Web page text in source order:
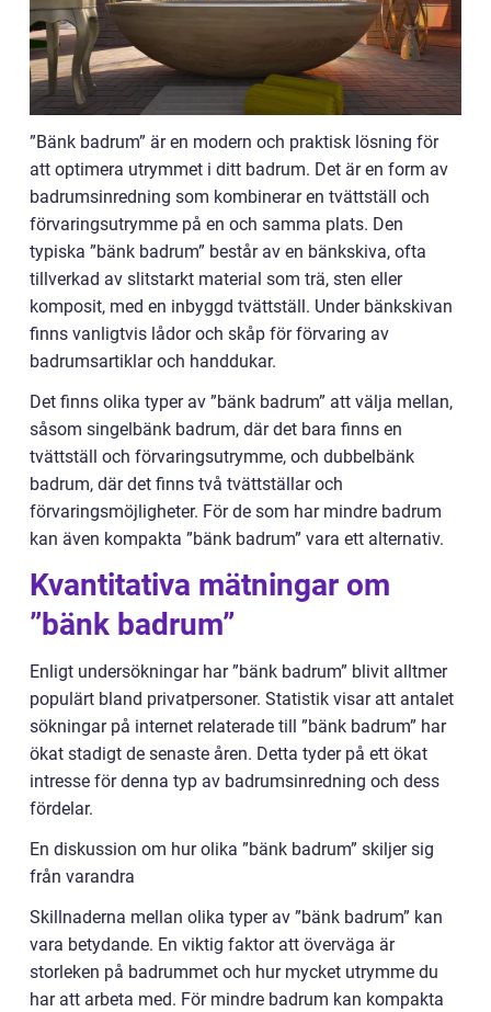
”Bänk badrum” är en modern och praktisk lösning för
att optimera utrymmet i ditt badrum. Det är en form av
badrumsinredning som kombinerar en tvättställ och
förvaringsutrymme på en och samma plats. Den
typiska ”bänk badrum” består av en bänkskiva, ofta
tillverkad av slitstarkt material som trä, sten eller
komposit, med en inbyggd tvättställ. Under bänkskivan
finns vanligtvis lådor och skåp för förvaring av
badrumsartiklar och handdukar.
Det finns olika typer av ”bänk badrum” att välja mellan,
såsom singelbänk badrum, där det bara finns en
tvättställ och förvaringsutrymme, och dubbelbänk
badrum, där det finns två tvättställar och
förvaringsmöjligheter. För de som har mindre badrum
kan även kompakta ”bänk badrum” vara ett alternativ.
Kvantitativa mätningar om
”bänk badrum”
Enligt undersökningar har ”bänk badrum” blivit alltmer
populärt bland privatpersoner. Statistik visar att antalet
sökningar på internet relaterade till ”bänk badrum” har
ökat stadigt de senaste åren. Detta tyder på ett ökat
intresse för denna typ av badrumsinredning och dess
fördelar.
En diskussion om hur olika ”bänk badrum” skiljer sig
från varandra
Skillnaderna mellan olika typer av ”bänk badrum” kan
vara betydande. En viktig faktor att överväga är
storleken på badrummet och hur mycket utrymme du
har att arbeta med. För mindre badrum kan kompakta